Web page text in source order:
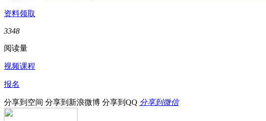
资料领取
3348
阅读量
视频课程
报名
分享到空间 分享到新浪微博 分享到QQ 分享到微信